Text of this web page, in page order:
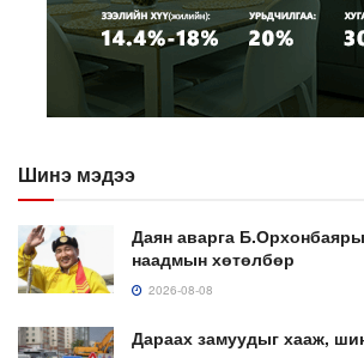
Шинэ мэдээ
Даян аварга
наадмын хөтөлбөр
2026-08-08
Дараах замуудыг хааж,